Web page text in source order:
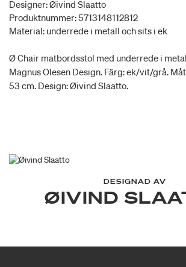
Designer: Øivind Slaatto
Produktnummer: 5713148112812
Material: underrede i metall och sits i ek
Ø Chair matbordsstol med underrede i
Magnus Olesen Design. Färg: ek/vit/grå.
53 cm. Design: Øivind Slaatto.
DESIGNAD AV
ØIVIND